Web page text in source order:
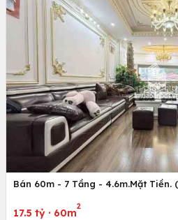
Bán 60m - 7 Tầng - 4.6m.Mặt Tiền.
17.5 tỷ · 60m
2